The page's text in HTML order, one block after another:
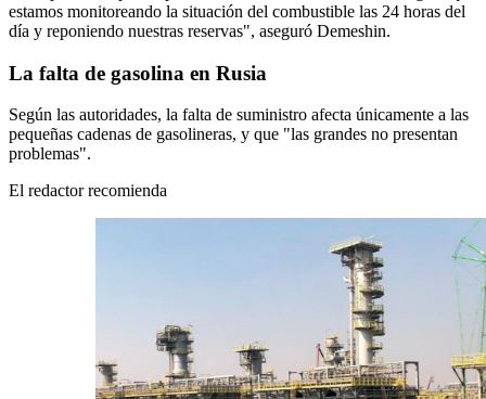
estamos monitoreando la situación del combustible las 24 horas del
día y reponiendo nuestras reservas", aseguró Demeshin.
La falta de gasolina en Rusia
Según las autoridades, la falta de suministro afecta únicamente a las
pequeñas cadenas de gasolineras, y que "las grandes no presentan
problemas".
El redactor recomienda